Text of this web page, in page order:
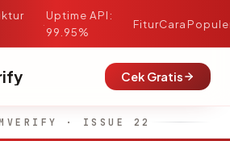
·
Uptime API:
99.95%
FiturCara
Cek Gratis
· ISSUE 22